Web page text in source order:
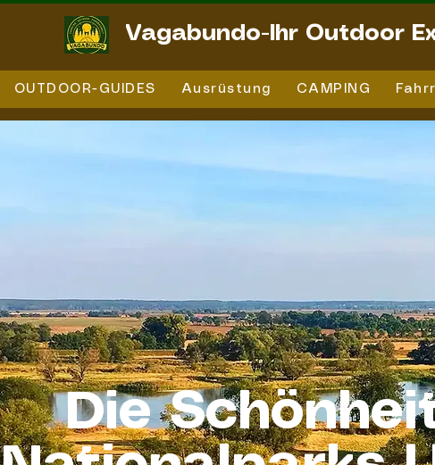
Vagabundo-Ihr Outdoor
OUTDOOR-GUIDES Ausrüstung CAMPING
Die